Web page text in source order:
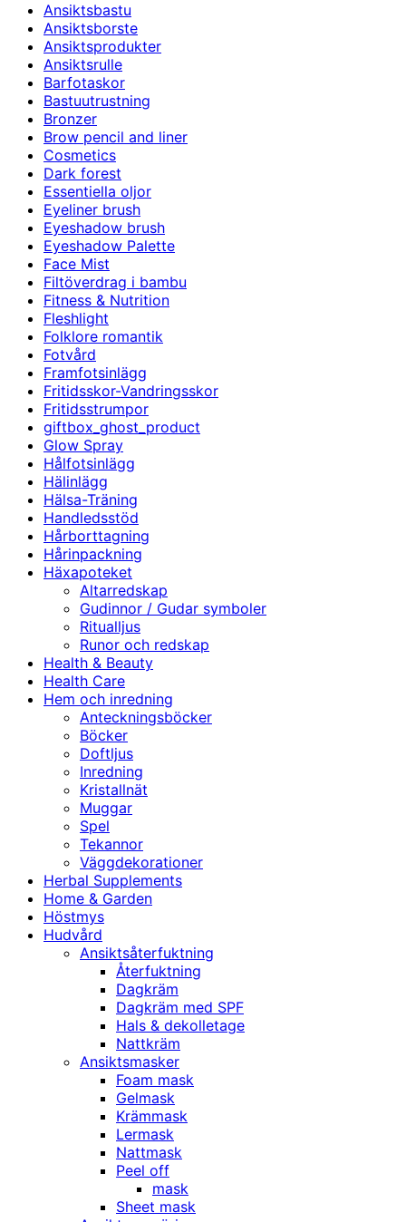
Ansiktsbastu
Ansiktsborste
Ansiktsprodukter
Ansiktsrulle
Barfotaskor
Bastuutrustning
Bronzer
Brow pencil and liner
Cosmetics
Dark forest
Essentiella oljor
Eyeliner brush
Eyeshadow brush
Eyeshadow Palette
Face Mist
Filtöverdrag i bambu
Fitness & Nutrition
Fleshlight
Folklore romantik
Fotvård
Framfotsinlägg
Fritidsskor-Vandringsskor
Fritidsstrumpor
giftbox_ghost_product
Glow Spray
Hålfotsinlägg
Hälinlägg
Hälsa-Träning
Handledsstöd
Hårborttagning
Hårinpackning
Häxapoteket
Altarredskap
Gudinnor / Gudar symboler
Ritualljus
Runor och redskap
Health & Beauty
Health Care
Hem och inredning
Anteckningsböcker
Böcker
Doftljus
Inredning
Kristallnät
Muggar
Spel
Tekannor
Väggdekorationer
Herbal Supplements
Home & Garden
Höstmys
Hudvård
Ansiktsåterfuktning
Återfuktning
Dagkräm
Dagkräm med SPF
Hals & dekolletage
Nattkräm
Ansiktsmasker
Foam mask
Gelmask
Krämmask
Lermask
Nattmask
Peel off
mask
Sheet mask